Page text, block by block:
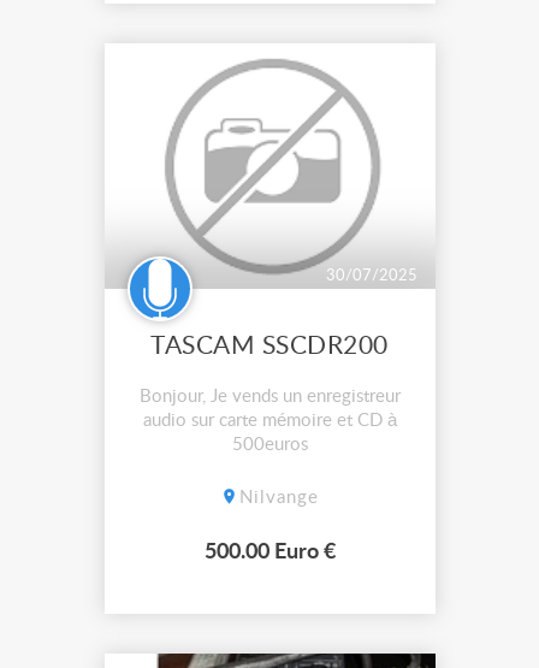
30/07/2025
TASCAM SSCDR200
Bonjour, Je vends un enregistreur
audio sur carte mémoire et CD à
500euros
Nilvange
500.00 Euro €